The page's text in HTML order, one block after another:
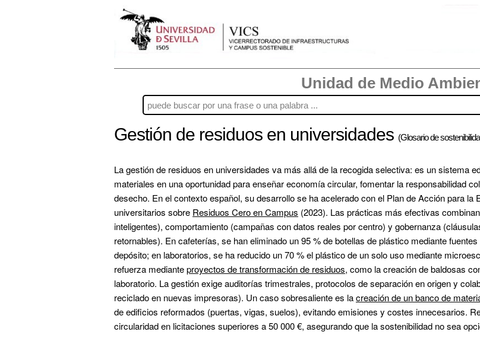
Unidad de Medio
Gestión de residuos en universidades (Glosario de
La gestión de residuos en universidades va más allá de la recogida selectiva: es un sistema
materiales en una oportunidad para enseñar economía circular, fomentar la responsabilidad
desecho. En el contexto español, su desarrollo se ha acelerado con el Plan de Acción para
universitarios sobre Residuos Cero en Campus (2023). Las prácticas más efectivas
inteligentes), comportamiento (campañas con datos reales por centro) y gobernanza
retornables). En cafeterías, se han eliminado un 95 % de botellas de plástico mediante
depósito; en laboratorios, se ha reducido un 70 % el plástico de un solo uso mediante
refuerza mediante proyectos de transformación de residuos, como la creación de baldosas
laboratorio. La gestión exige auditorías trimestrales, protocolos de separación en origen y
reciclado en nuevas impresoras). Un caso sobresaliente es la creación de un banco de
de edificios reformados (puertas, vigas, suelos), evitando emisiones y costes innecesarios.
circularidad en licitaciones superiores a 50 000 €, asegurando que la sostenibilidad no sea